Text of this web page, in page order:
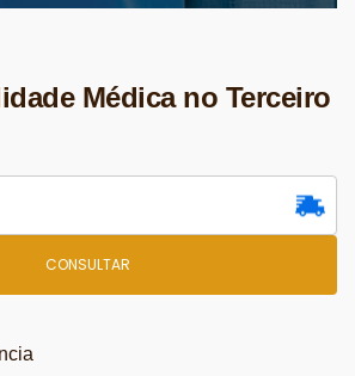
Médica no Terceiro
CONSULTAR